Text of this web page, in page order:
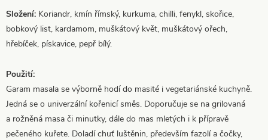
Složení: Koriandr, kmín římský, kurkuma, chilli, fenykl, skořice,
bobkový list, kardamom, muškátový květ, muškátový ořech,
hřebíček, pískavice, pepř bílý.
Použití:
Garam masala se výborně hodí do masité i vegetariánské kuchyně.
Jedná se o univerzální kořenicí směs. Doporučuje se na grilovaná
a rožněná masa či minutky, dále do mas mletých i k přípravě
pečeného kuřete. Doladí chuť luštěnin, především fazolí a čočky,